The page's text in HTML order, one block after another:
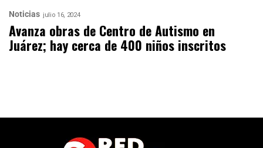
Noticias julio 16, 2024
Avanza obras de Centro de Autismo en
Juárez; hay cerca de 400 niños inscritos